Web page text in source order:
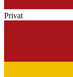
Privat